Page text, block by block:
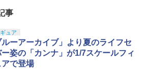
事
ュア
ルーアーカイブ」より夏のライフセ
ー姿の「カンナ」が1/7スケールフィ
アで登場